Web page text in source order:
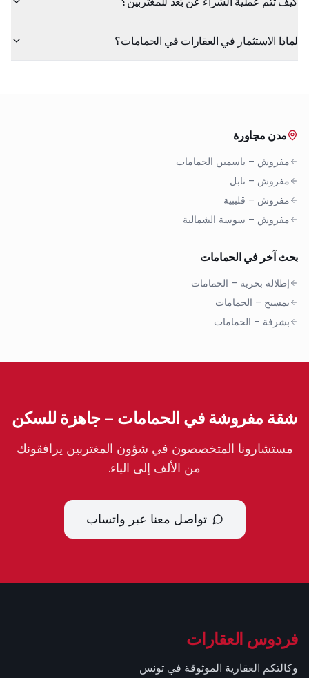
لماذا الاستثمار في العقارات في الحمامات؟
مدن مجاورة
مفروش – ياسمين الحمامات
مفروش – نابل
مفروش – قليبية
مفروش – سوسة الشمالية
بحث آخر في الحمامات
إطلالة بحرية – الحمامات
بمسبح – الحمامات
بشرفة – الحمامات
شقة مفروشة في الحمامات – جاهزة للسكن
مستشارونا المتخصصون في شؤون المغتربين يرافقونك
من الألف إلى الياء.
تواصل معنا عبر واتساب
فردوس العقارات
وكالتكم العقارية الموثوقة في تونس